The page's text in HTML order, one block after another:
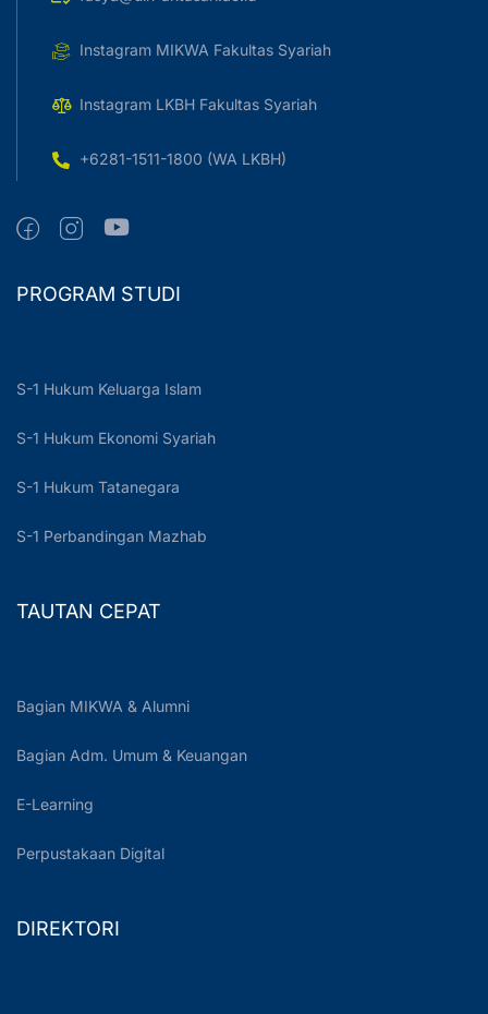
Instagram MIKWA Fakultas Syariah
Instagram LKBH Fakultas Syariah
+6281-1511-1800 (WA LKBH)
PROGRAM STUDI
S-1 Hukum Keluarga Islam
S-1 Hukum Ekonomi Syariah
S-1 Hukum Tatanegara
S-1 Perbandingan Mazhab
TAUTAN CEPAT
Bagian MIKWA & Alumni
Bagian Adm. Umum & Keuangan
E-Learning
Perpustakaan Digital
DIREKTORI